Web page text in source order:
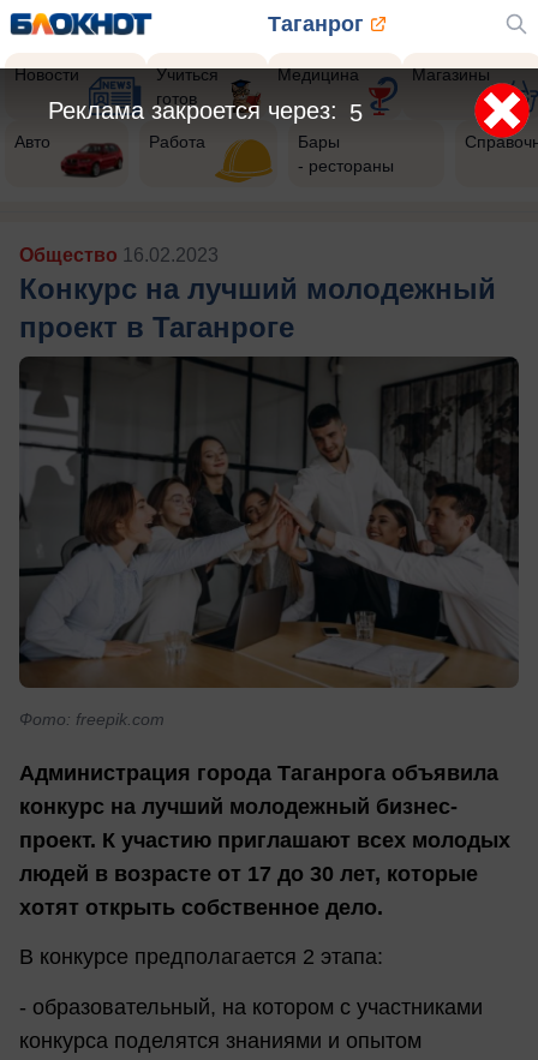
Таганрог
Новости
Учиться
готов
Медицина Магазины
Авто Работа
Бары
- рестораны
Общество 16.02.2023
Конкурс на лучший молодежный
проект в Таганроге
Фото: freepik.com
Администрация города Таганрога объявила
конкурс на лучший молодежный бизнес-
проект. К участию приглашают всех молодых
людей в возрасте от 17 до 30 лет, которые
хотят открыть собственное дело.
В конкурсе предполагается 2 этапа:
- образовательный, на котором с участниками
конкурса поделятся знаниями и опытом
2
Реклама закроется через: